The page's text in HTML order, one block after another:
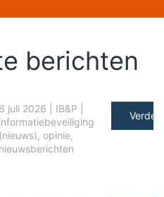
berichten
6 juli 2026 IB&P
informatiebeveiliging
(nieuws), opinie,
nieuwsberichten
Verder